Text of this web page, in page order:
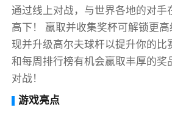
通过线上对战，与世界各地的对手
高下！ 赢取并收集奖杯可解锁更
现并升级高尔夫球杆以提升你的比
和每周排行榜有机会赢取丰厚的奖
对战！
游戏亮点